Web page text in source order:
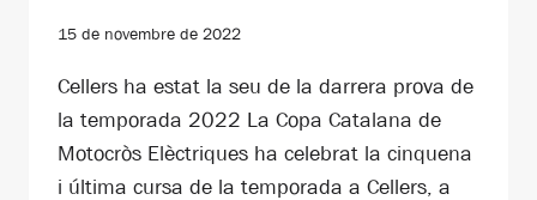
15 de novembre de 2022
Cellers ha estat la seu de la darrera prova de
la temporada 2022 La Copa Catalana de
Motocròs Elèctriques ha celebrat la cinquena
i última cursa de la temporada a Cellers, a